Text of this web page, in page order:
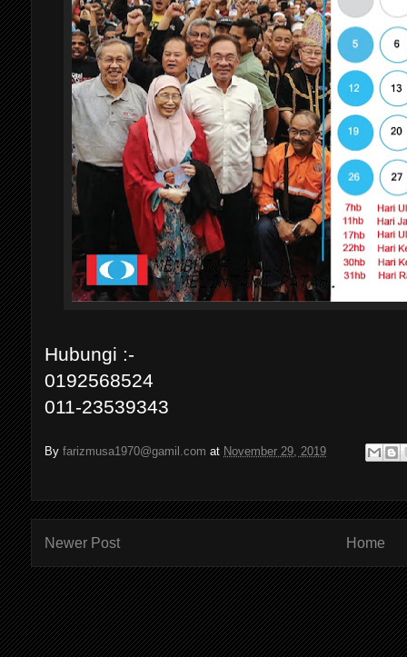
Hubungi :-
0192568524
011-23539343
Byfarizmusa1970@gamil.com at November 29, 2019
Newer Post Home